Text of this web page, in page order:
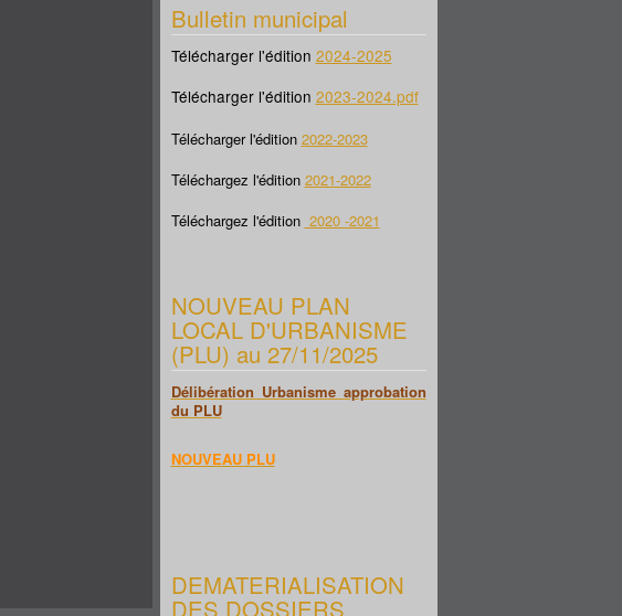
Bulletin municipal
Télécharger l'édition 2024-2025
Télécharger l'édition 2023-2024.pdf
Télécharger l'édition 2022-2023
Téléchargez l'édition 2021-2022
Téléchargez l'édition 2020 -2021
NOUVEAU PLAN
LOCAL D'URBANISME
(PLU) au 27/11/2025
Délibération Urbanisme approbation
du PLU
NOUVEAU PLU
DEMATERIALISATION
DES DOSSIERS